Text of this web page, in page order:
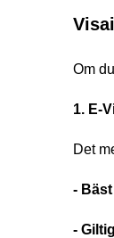
Om
1. E-
Det
-
-